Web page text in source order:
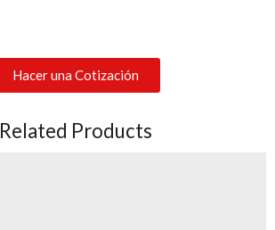
Hacer una Cotización
Related Products